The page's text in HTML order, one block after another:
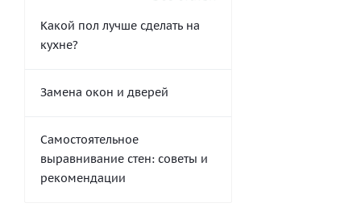
Какой пол лучше сделать на
кухне?
Замена окон и дверей
Самостоятельное
выравнивание стен: советы и
рекомендации